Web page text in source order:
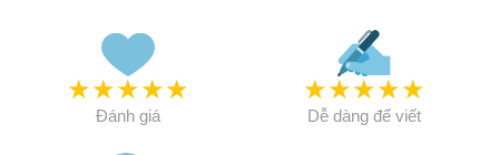
★★★★★
Đánh giá
★★★★★
Dễ dàng để viết